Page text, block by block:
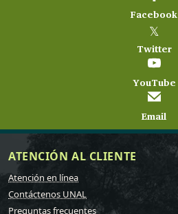
Facebook
𝕏
Twitter
YouTube
Email
ATENCIÓN AL CLIENTE
Atención en línea
Contáctenos UNAL
Preguntas frecuentes